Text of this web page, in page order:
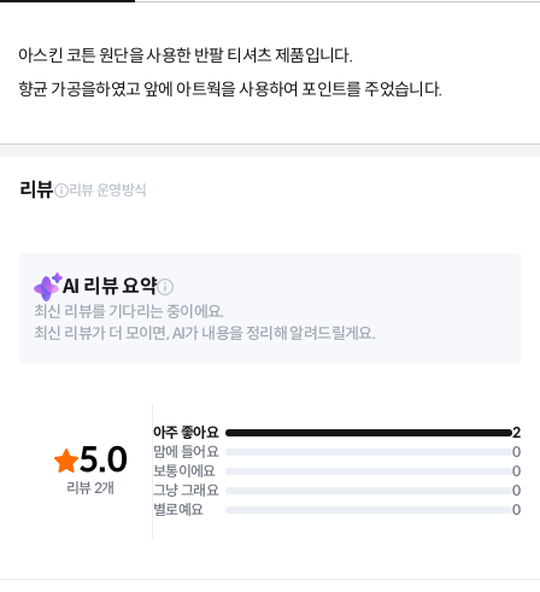
아스킨 코튼 원단을 사용한 반팔 티셔츠 제품입니다.
향균 가공을하였고 앞에 아트웍을 사용하여 포인트를 주었습니다.